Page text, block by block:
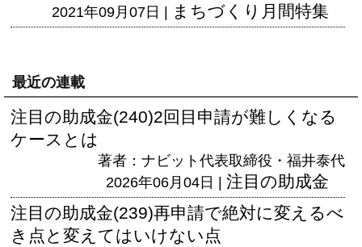
2021年09月07日 | まちづくり月間特集
最近の連載
注目の助成金(240)2回目申請が難しくなる
ケースとは
著者：ナビット代表取締役・福井泰代
2026年06月04日 | 注目の助成金
注目の助成金(239)再申請で絶対に変えるべ
き点と変えてはいけない点